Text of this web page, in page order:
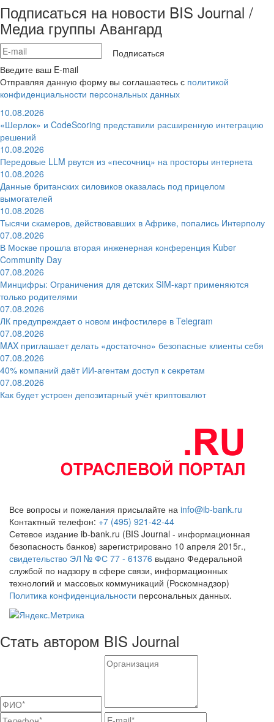
Подписаться на новости BIS Journal /
Медиа группы Авангард
Подписаться
Введите ваш E-mail
Отправляя данную форму вы соглашаетесь с политикой
конфиденциальности персональных данных
10.08.2026
«Шерлок» и CodeScoring представили расширенную интеграцию
решений
10.08.2026
Передовые LLM рвутся из «песочниц» на просторы интернета
10.08.2026
Данные британских силовиков оказалась под прицелом
вымогателей
10.08.2026
Тысячи скамеров, действовавших в Африке, попались Интерполу
07.08.2026
В Москве прошла вторая инженерная конференция Kuber
Community Day
07.08.2026
Минцифры: Ограничения для детских SIM-карт применяются
только родителями
07.08.2026
ЛК предупреждает о новом инфостилере в Telegram
07.08.2026
MAX приглашает делать «достаточно» безопасные клиенты себя
07.08.2026
40% компаний даёт ИИ‑агентам доступ к секретам
07.08.2026
Как будет устроен депозитарный учёт криптовалют
Все вопросы и пожелания присылайте на info@ib-bank.ru
Контактный телефон: +7 (495) 921-42-44
Сетевое издание ib-bank.ru (BIS Journal - информационная
безопасность банков) зарегистрировано 10 апреля 2015г.,
свидетельство ЭЛ № ФС 77 - 61376 выдано Федеральной
службой по надзору в сфере связи, информационных
технологий и массовых коммуникаций (Роскомнадзор)
Политика конфиденциальности персональных данных.
Стать автором BIS Journal